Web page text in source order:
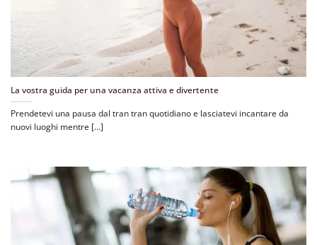
La vostra guida per una vacanza attiva e divertente
Prendetevi una pausa dal tran tran quotidiano e lasciatevi incantare da
nuovi luoghi mentre [...]